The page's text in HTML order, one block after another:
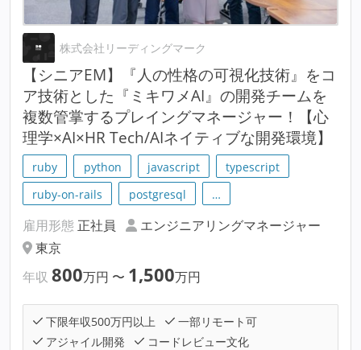
株式会社リーディングマーク
【シニアEM】『人の性格の可視化技術』をコ
ア技術とした『ミキワメAI』の開発チームを
複数管掌するプレイングマネージャー！【心
理学×AI×HR Tech/AIネイティブな開発環境】
ruby python javascript
typescript
ruby-on-rails
postgresql …
雇用形態 正社員
エンジニアリングマネージャー
東京
年収 800万円 〜 1,500万円
下限年収500万円以上
一部リモート可
アジャイル開発
コードレビュー文化